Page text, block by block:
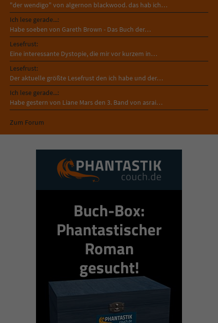
"der wendigo" von algernon blackwood. das hab ich…
Ich lese gerade...:
Habe soeben von Gareth Brown - Das Buch der…
Lesefrust:
Eine interessante Dystopie, die mir vor kurzem in…
Lesefrust:
Der aktuelle größte Lesefrust den ich habe und der…
Ich lese gerade...:
Habe gestern von Liane Mars den 3. Band von asrai…
Zum Forum
Buch-Box:
Phantastischer
Roman
gesucht!